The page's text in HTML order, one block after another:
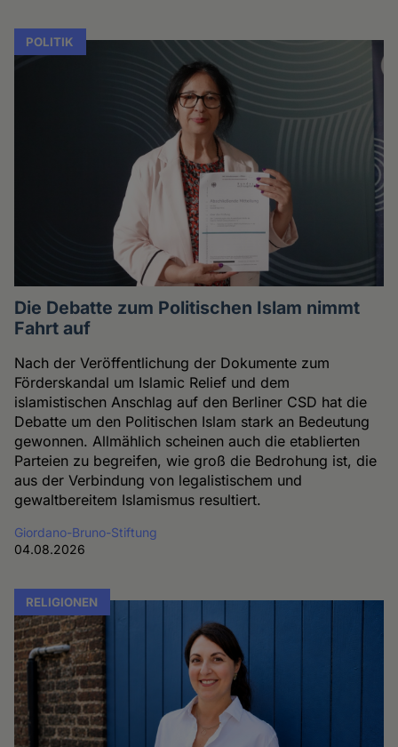
POLITIK
Die Debatte zum Politischen Islam nimmt
Fahrt auf
Nach der Veröffentlichung der Dokumente zum
Förderskandal um Islamic Relief und dem
islamistischen Anschlag auf den Berliner CSD hat die
Debatte um den Politischen Islam stark an Bedeutung
gewonnen. Allmählich scheinen auch die etablierten
Parteien zu begreifen, wie groß die Bedrohung ist, die
aus der Verbindung von legalistischem und
gewaltbereitem Islamismus resultiert.
Giordano-Bruno-Stiftung
04.08.2026
RELIGIONEN